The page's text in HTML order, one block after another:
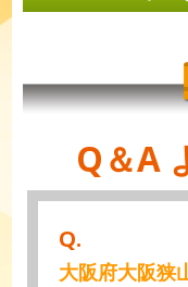
Q＆A
Q.
大阪府大阪狭